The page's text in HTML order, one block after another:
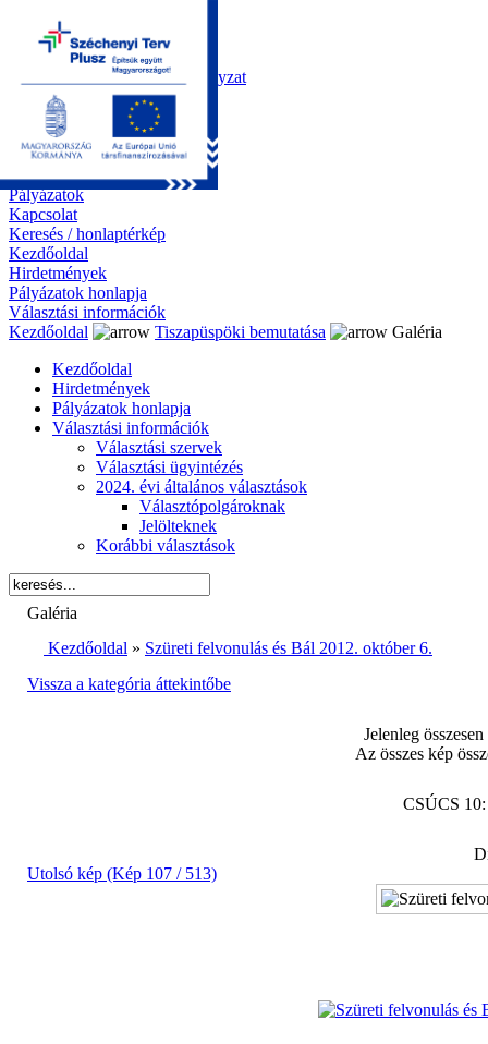
Kezdőoldal
Önkormányzat
Polgármesteri Hivatal
Roma Nemzetiségi Önkormányzat
Elektronikus ügyintézés
Közérdekű információk
Tiszapüspöki bemutatása
Galéria
Díjazottaink
Pályázatok
Kapcsolat
Keresés / honlaptérkép
Kezdőoldal
Hirdetmények
Pályázatok honlapja
Választási információk
Kezdőoldal
Tiszapüspöki bemutatása
Galéria
Kezdőoldal
Hirdetmények
Pályázatok honlapja
Választási információk
Választási szervek
Választási ügyintézés
2024. évi általános választások
Választópolgároknak
Jelölteknek
Korábbi választások
Galéria
Kezdőoldal » Szüreti felvonulás és Bál 2012. október 6.
Vissza a kategória áttekintőbe
Jelenleg
Az összes kép
CSÚCS
Utolsó kép (Kép 107 / 513)